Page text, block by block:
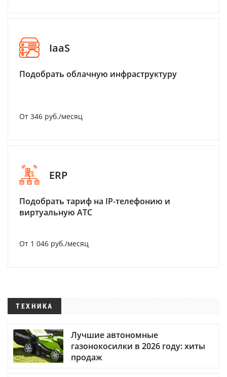
IaaS
Подобрать облачную инфраструктуру
От 346 руб./месяц
ERP
Подобрать тариф на IP-телефонию и
виртуальную АТС
От 1 046 руб./месяц
ТЕХНИКА
Лучшие автономные
газонокосилки в 2026 году: хиты
продаж